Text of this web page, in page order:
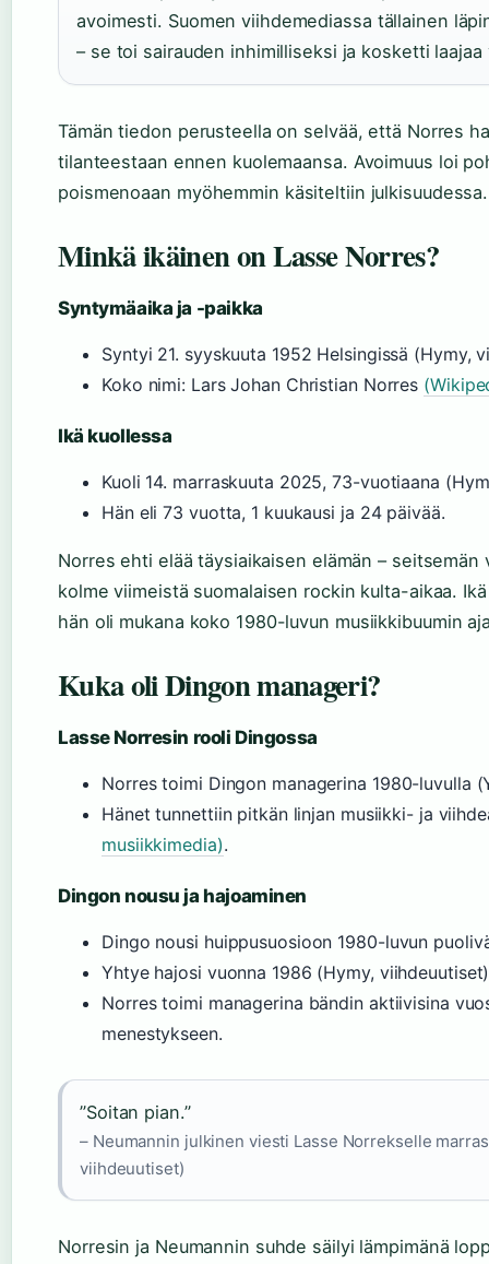
avoimesti. Suomen viihdemediassa tällainen
– se toi sairauden inhimilliseksi ja kosketti laajaa
Tämän tiedon perusteella on selvää, että Norres
tilanteestaan ennen kuolemaansa. Avoimuus loi
poismenoaan myöhemmin käsiteltiin julkisuudessa.
Minkä ikäinen on Lasse Norres?
Syntymäaika ja -paikka
Syntyi 21. syyskuuta 1952 Helsingissä (Hymy,
Koko nimi: Lars Johan Christian Norres
Ikä kuollessa
Kuoli 14. marraskuuta 2025, 73-vuotiaana
Hän eli 73 vuotta, 1 kuukausi ja 24 päivää.
Norres ehti elää täysiaikaisen elämän – seitsemän
kolme viimeistä suomalaisen rockin kulta-aikaa.
hän oli mukana koko 1980-luvun musiikkibuumin
Kuka oli Dingon manageri?
Lasse Norresin rooli Dingossa
Norres toimi Dingon managerina 1980-luvulla
Hänet tunnettiin pitkän linjan musiikki- ja
musiikkimedia).
Dingon nousu ja hajoaminen
Dingo nousi huippusuosioon 1980-luvun
Yhtye hajosi vuonna 1986 (Hymy,
Norres toimi managerina bändin aktiivisina
menestykseen.
”Soitan pian.”
– Neumannin julkinen viesti Lasse Norrekselle
viihdeuutiset)
Norresin ja Neumannin suhde säilyi lämpimänä